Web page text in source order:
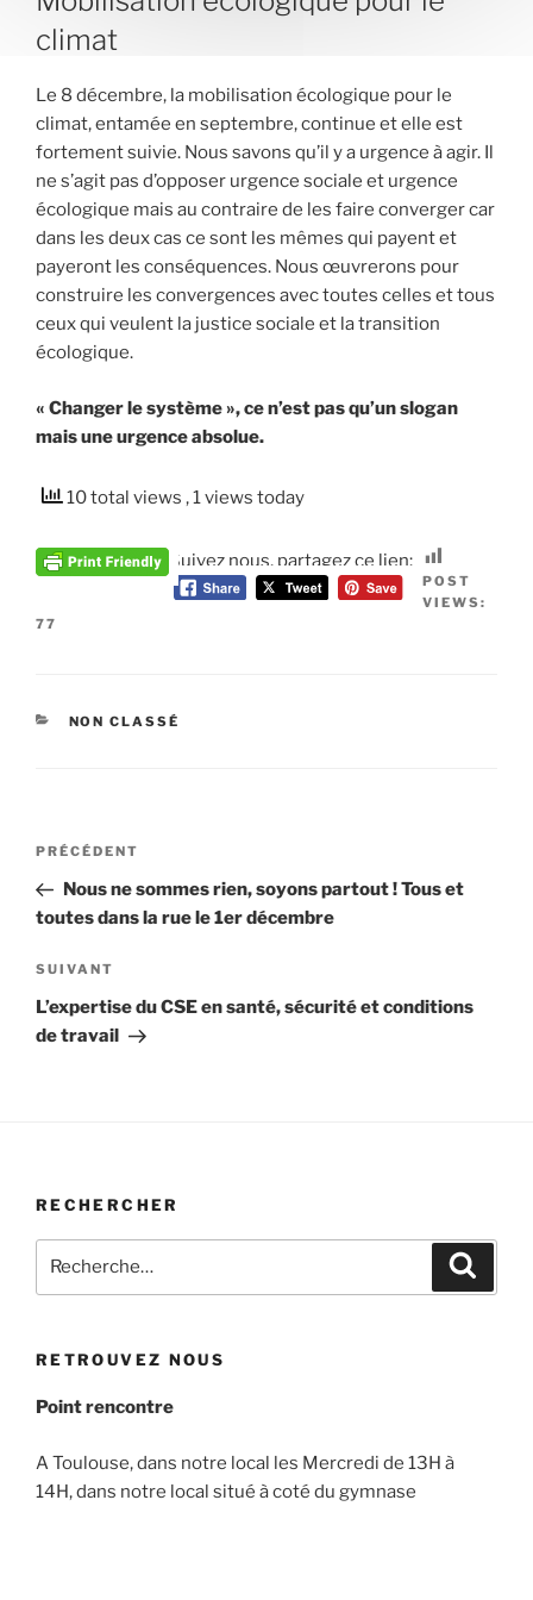
climat
Le 8 décembre, la mobilisation écologique pour le
climat, entamée en septembre, continue et elle est
fortement suivie. Nous savons qu’il y a urgence à agir. Il
ne s’agit pas d’opposer urgence sociale et urgence
écologique mais au contraire de les faire converger car
dans les deux cas ce sont les mêmes qui payent et
payeront les conséquences. Nous œuvrerons pour
construire les convergences avec toutes celles et tous
ceux qui veulent la justice sociale et la transition
écologique.
« Changer le système », ce n’est pas qu’un slogan
mais une urgence absolue.
10 total views , 1 views today
Suivez nous, partagez ce lien:
POST
VIEWS:
77
CATÉGORIES
NON CLASSÉ
Navigation
l’article
Article
précédent
PRÉCÉDENT
Nous ne sommes rien, soyons partout ! Tous et
toutes dans la rue le 1er décembre
Article
suivant
SUIVANT
L’expertise du CSE en santé, sécurité et conditions
de travail
RECHERCHER
pour
RETROUVEZ NOUS
Point rencontre
A Toulouse, dans notre local les Mercredi de 13H à
14H, dans notre local situé à coté du gymnase